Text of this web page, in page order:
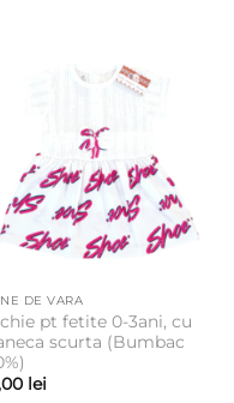
DE VARA
pt fetite 0-3ani, cu
scurta (Bumbac
lei